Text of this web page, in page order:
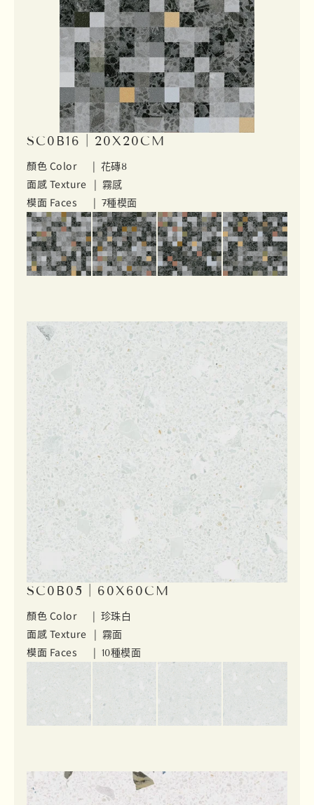
SC0B16｜20X20CM
顏色 Color | 花磚8
面感 Texture | 霧感
模面 Faces | 7種模面
SC0B05｜60X60CM
顏色 Color | 珍珠白
面感 Texture | 霧面
模面 Faces | 10種模面